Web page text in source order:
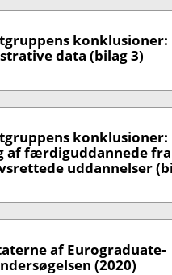
konklusioner:
data (bilag 3)
konklusioner:
af færdiguddannede fra
uddannelser
af Eurograduate-
(2020)